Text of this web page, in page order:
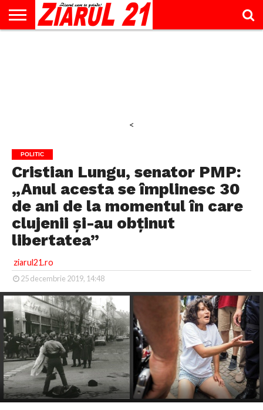
<
POLITIC
Cristian Lungu, senator PMP:
„Anul acesta se împlinesc 30
de ani de la momentul în care
clujenii și-au obținut
libertatea”
ziarul21.ro
25 decembrie 2019, 14:48